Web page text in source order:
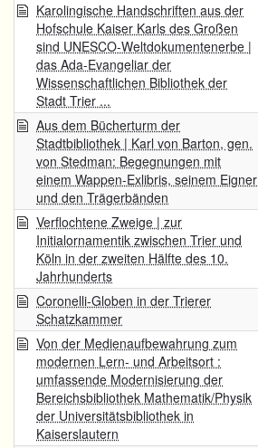
Karolingische Handschriften aus der
Hofschule Kaiser Karls des Großen
sind UNESCO-Weltdokumentenerbe |
das Ada-Evangeliar der
Wissenschaftlichen Bibliothek der
Stadt Trier ...
Aus dem Bücherturm der
Stadtbibliothek | Karl von Barton, gen.
von Stedman: Begegnungen mit
einem Wappen-Exlibris, seinem Eigner
und den Trägerbänden
Verflochtene Zweige | zur
Initialornamentik zwischen Trier und
Köln in der zweiten Hälfte des 10.
Jahrhunderts
Coronelli-Globen in der Trierer
Schatzkammer
Von der Medienaufbewahrung zum
modernen Lern- und Arbeitsort :
umfassende Modernisierung der
Bereichsbibliothek Mathematik/Physik
der Universitätsbibliothek in
Kaiserslautern